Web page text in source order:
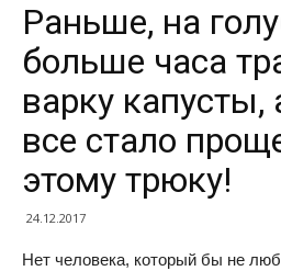
Раньше, на
больше часа
варку капусты,
все стало
этому трюку!
24.12.2017
Нет человека, который бы не